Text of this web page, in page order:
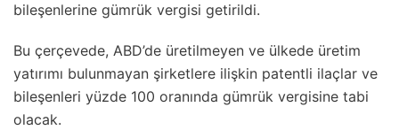
bileşenlerine gümrük vergisi getirildi.
Bu çerçevede, ABD’de üretilmeyen ve ülkede üretim
yatırımı bulunmayan şirketlere ilişkin patentli ilaçlar ve
bileşenleri yüzde 100 oranında gümrük vergisine tabi
olacak.